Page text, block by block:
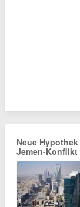
Neue
Jemen-Konflikt